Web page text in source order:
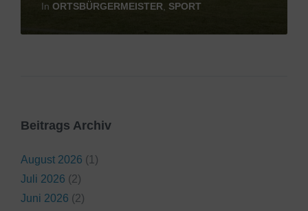
In ORTSBÜRGERMEISTER, SPORT
Beitrags Archiv
August 2026 (1)
Juli 2026 (2)
Juni 2026 (2)